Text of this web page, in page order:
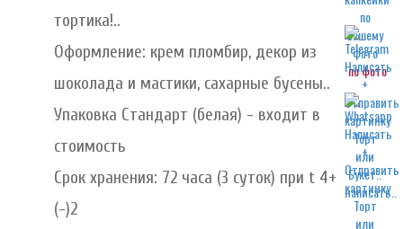
по фото
написать..
тортика!..
Оформление: крем пломбир, декор из
шоколада и мастики, сахарные бусены..
Упаковка Стандарт (белая) - входит в
стоимость
Срок хранения: 72 часа (3 суток) при t 4+
(-)2